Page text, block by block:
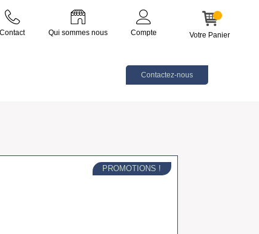
Contact Qui sommes nous Compte Votre Panier
Contactez-nous
PROMOTIONS !